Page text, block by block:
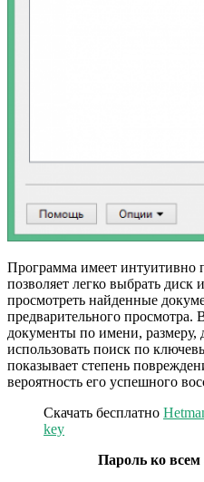
Программа имеет интуитивно
позволяет легко выбрать диск
просмотреть найденные
предварительного просмотра.
документы по имени, размеру,
использовать поиск по
показывает степень
вероятность его успешного
Скачать бесплатно
key
Пароль ко